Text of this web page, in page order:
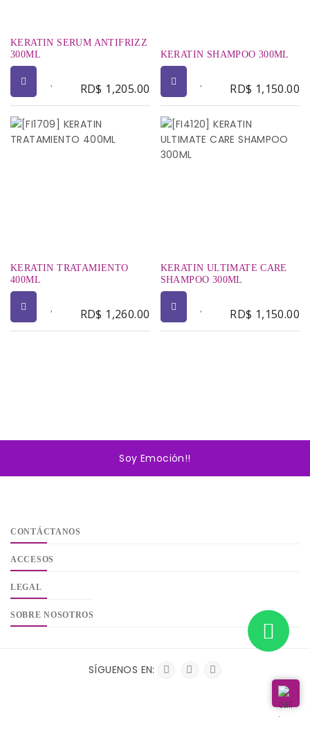
KERATIN SERUM ANTIFRIZZ
300ML
RD$ 1,205.00
KERATIN SHAMPOO 300ML
RD$ 1,150.00
KERATIN TRATAMIENTO
400ML
RD$ 1,260.00
KERATIN ULTIMATE CARE
SHAMPOO 300ML
RD$ 1,150.00
Soy Emoción!!
CONTÁCTANOS
ACCESOS
LEGAL
SOBRE NOSOTROS
SÍGUENOS EN: